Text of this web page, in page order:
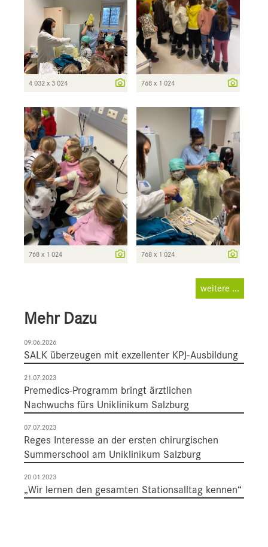
4 032 x 3 024 768 x 1 024
768 x 1 024 768 x 1 024
weitere ...
Mehr Dazu
09.06.2026
SALK überzeugen mit exzellenter KPJ-Ausbildung
21.07.2023
Premedics-Programm bringt ärztlichen
Nachwuchs fürs Uniklinikum Salzburg
07.07.2023
Reges Interesse an der ersten chirurgischen
Summerschool am Uniklinikum Salzburg
20.01.2023
„Wir lernen den gesamten Stationsalltag kennen“